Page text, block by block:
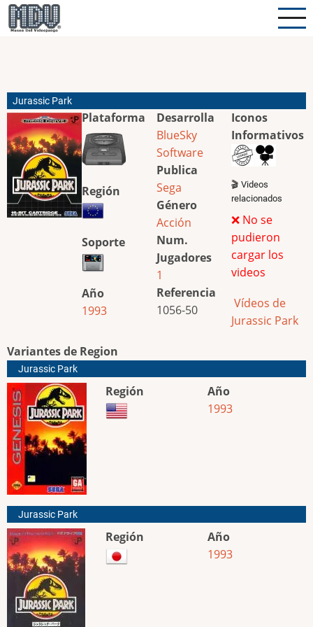
Pasar
al
Jurassic Park
Plataforma
Región
Soporte
Año
1993
Desarrolla
BlueSky
Software
Publica
Sega
Género
Acción
Num.
Jugadores
1
Referencia
1056-50
Iconos
Informativos
🎬 Videos
relacionados
❌ No se
pudieron
cargar los
videos
Vídeos de
Jurassic Park
Variantes de Region
Jurassic Park
Región
Año
1993
Jurassic Park
Región
Año
1993